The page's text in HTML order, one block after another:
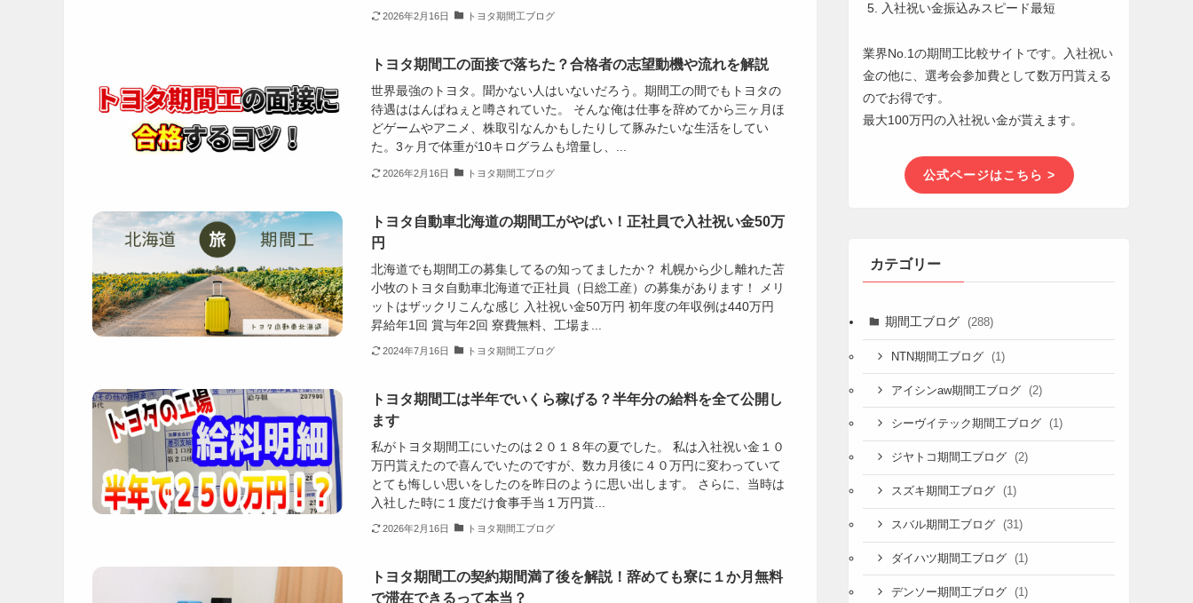
2026年2月16日 トヨタ期間工ブログ
トヨタ期間工の面接で落ちた？合格者の志望動機や流れを解説
世界最強のトヨタ。聞かない人はいないだろう。期間工の間でもトヨタの
待遇ははんぱねぇと噂されていた。 そんな俺は仕事を辞めてから三ヶ月ほ
どゲームやアニメ、株取引なんかもしたりして豚みたいな生活をしてい
た。3ヶ月で体重が10キログラムも増量し、...
2026年2月16日 トヨタ期間工ブログ
トヨタ自動車北海道の期間工がやばい！正社員で入社祝い金50万
円
北海道でも期間工の募集してるの知ってましたか？ 札幌から少し離れた苫
小牧のトヨタ自動車北海道で正社員（日総工産）の募集があります！ メリ
ットはザックリこんな感じ 入社祝い金50万円 初年度の年収例は440万円
昇給年1回 賞与年2回 寮費無料、工場ま...
2024年7月16日 トヨタ期間工ブログ
トヨタ期間工は半年でいくら稼げる？半年分の給料を全て公開し
ます
私がトヨタ期間工にいたのは２０１８年の夏でした。 私は入社祝い金１０
万円貰えたので喜んでいたのですが、数カ月後に４０万円に変わっていて
とても悔しい思いをしたのを昨日のように思い出します。 さらに、当時は
入社した時に１度だけ食事手当１万円貰...
2026年2月16日 トヨタ期間工ブログ
トヨタ期間工の契約期間満了後を解説！辞めても寮に１か月無料
で滞在できるって本当？
入社祝い金振込みスピード最短
業界No.1の期間工比較サイトです。入社祝い
金の他に、選考会参加費として数万円貰える
のでお得です。
最大100万円の入社祝い金が貰えます。
公式ページはこちら >
カテゴリー
期間工ブログ (288)
NTN期間工ブログ (1)
アイシンaw期間工ブログ (2)
シーヴイテック期間工ブログ (1)
ジヤトコ期間工ブログ (2)
スズキ期間工ブログ (1)
スバル期間工ブログ (31)
ダイハツ期間工ブログ (1)
デンソー期間工ブログ (1)